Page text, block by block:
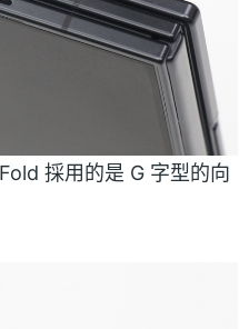
採用的是 G 字型的向